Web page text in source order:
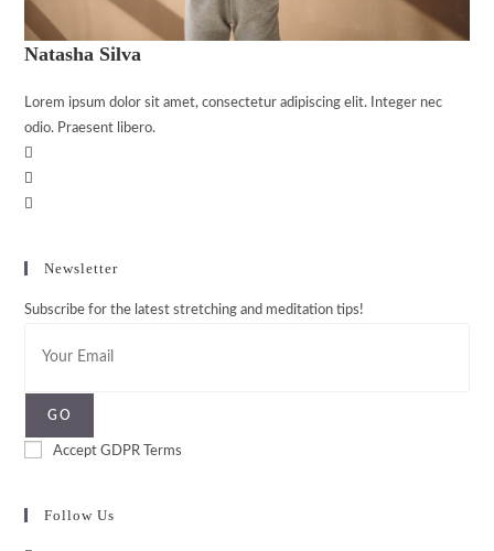
Natasha Silva
Lorem ipsum dolor sit amet, consectetur adipiscing elit. Integer nec
odio. Praesent libero.
Newsletter
Subscribe for the latest stretching and meditation tips!
GO
Accept GDPR Terms
Follow Us